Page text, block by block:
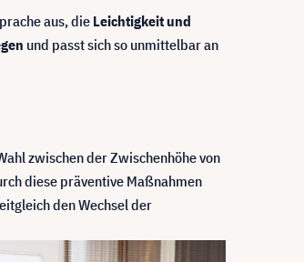
aus, dieLeichtigkeit und
und passt sich so unmittelbar an
zwischen der Zwischenhöhe von
diese präventive Maßnahmen
den Wechsel der